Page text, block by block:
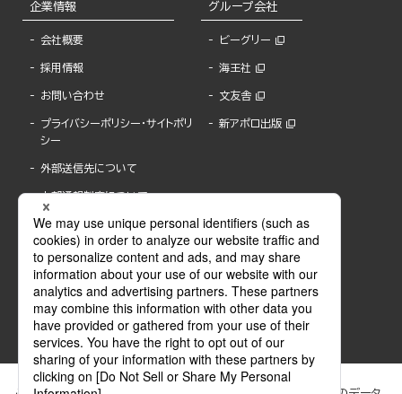
企業情報
会社概要
採用情報
お問い合わせ
プライバシーポリシー・サイトポリ
シー
外部送信先について
内部通報制度について
グループ会社
ビーグリー
海王社
文友舎
新アポロ出版